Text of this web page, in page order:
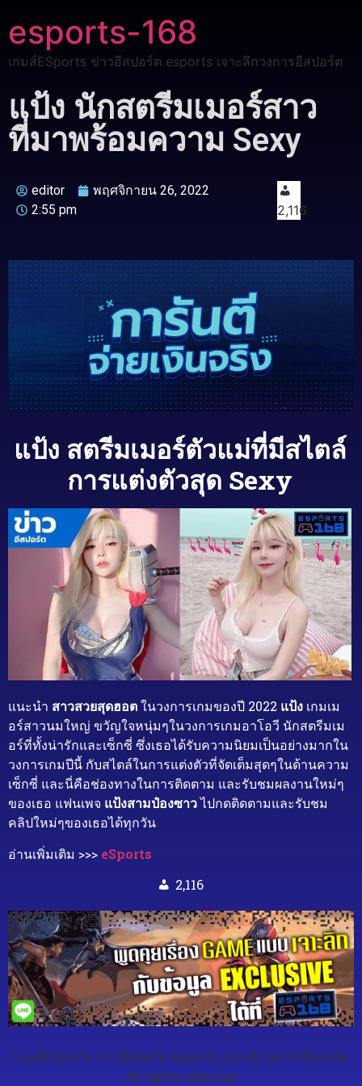
esports-168
เกมส์ESports ข่าวอีสปอร์ต esports เจาะลึกวงการอีสปอร์ต
แป้ง นักสตรีมเมอร์สาว
ที่มาพร้อมความ Sexy
editor
พฤศจิกายน 26, 2022
2:55 pm
2,116
แป้ง สตรีมเมอร์ตัวแม่ที่มีสไตล์
การแต่งตัวสุด Sexy
แนะนำ สาวสวยสุดฮอตในวงการเกมของปี 2022 แป้ง เกมเม
อร์สาวนมใหญ่ ขวัญใจหนุ่มๆในวงการเกมอาโอวี นักสตรีมเม
อร์ที่ทั้งน่ารักและเซ็กซี่ ซึ่งเธอได้รับความนิยมเป็นอย่างมากใน
วงการเกมปีนี้ กับสไตล์ในการแต่งตัวที่จัดเต็มสุดๆในด้านความ
เซ็กซี่ และนี่คือช่องทางในการติดตาม และรับชมผลงานใหม่ๆ
ของเธอ แฟนเพจ แป้งสามป๋องซาวไปกดติดตามและรับชม
คลิปใหม่ๆของเธอได้ทุกวัน
อ่านเพิ่มเติม >>> eSports
2,116
เกมส์ESports ข่าวอีสปอร์ต esports เจาะลึกวงการอีสปอร์ต
All rights reserved